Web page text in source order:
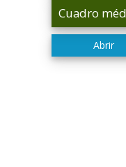
Cuadro